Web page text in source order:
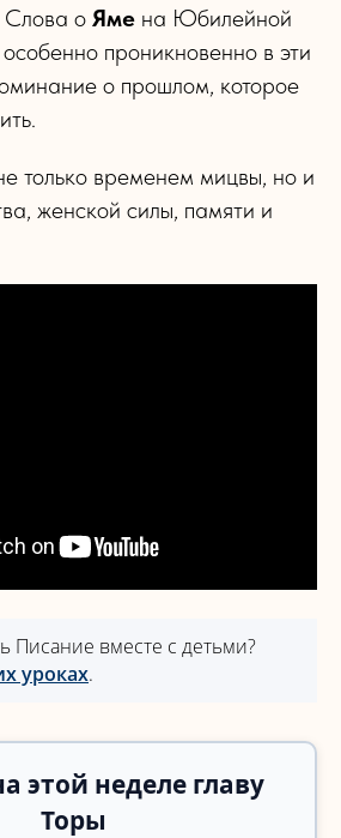
Слова о Яме на Юбилейной
проникновенно в эти
о прошлом, которое
только временем мицвы, но и
женской силы, памяти и
Писание вместе с детьми?
уроках.
этой неделе главу
Торы